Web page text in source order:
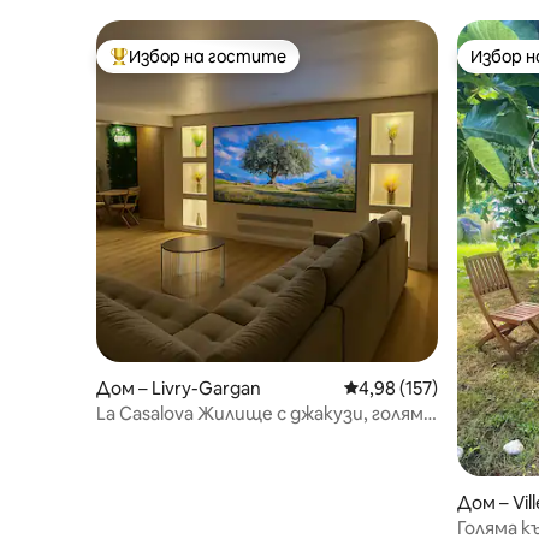
Най-популярен избор на гостите
Избор на гостите
Дом – Livry-Gargan Средна оценка: 4,98
4,98 (157)
La Casalova Жилище с джакузи, голям
Избор
Избор
Дом –
Голяма